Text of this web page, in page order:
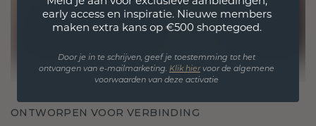
ONTWORPEN VOOR VERBINDING
early access en inspiratie. Nieuwe members
maken extra kans op €500 shoptegoed.
Door je in te schrijven, geef je toestemming tot het
ontvangen van e-mailmarketing. Klik hiervoor de algemene
voorwaarden van deze activatie